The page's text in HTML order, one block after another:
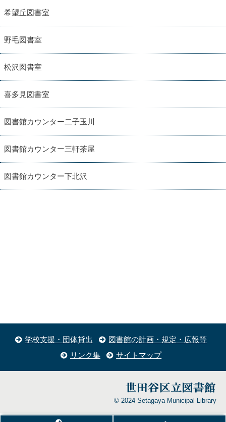
希望丘図書室
野毛図書室
松沢図書室
喜多見図書室
図書館カウンター二子玉川
図書館カウンター三軒茶屋
図書館カウンター下北沢
学校支援・団体貸出
図書館の計画・規定・広報等
リンク集
サイトマップ
© 2024 Setagaya Municipal Library